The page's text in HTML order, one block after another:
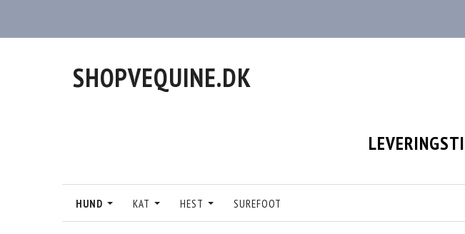
SHOPVEQUINE.DK
HUND KAT HEST SUREFOOT